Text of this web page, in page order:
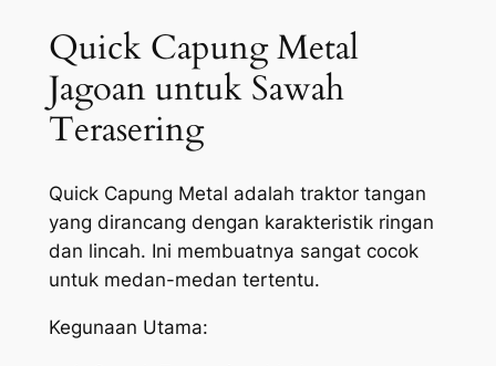
Quick Capung Metal
Jagoan untuk Sawah
Terasering
Quick Capung Metal adalah traktor tangan
yang dirancang dengan karakteristik ringan
dan lincah. Ini membuatnya sangat cocok
untuk medan-medan tertentu.
Kegunaan Utama: